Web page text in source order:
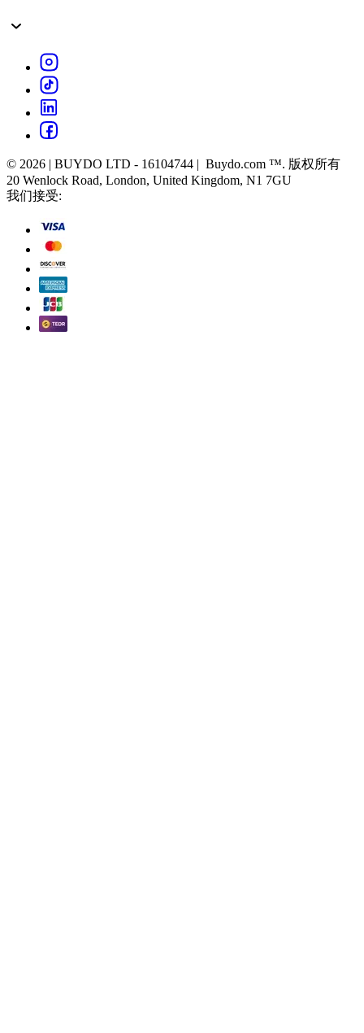
© 2026 | BUYDO LTD - 16104744 | Buydo.com ™. 版权所有
20 Wenlock Road, London, United Kingdom, N1 7GU
我们接受: